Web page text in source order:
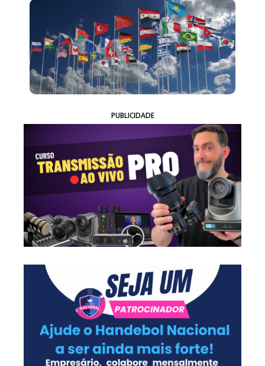
PUBLICIDADE